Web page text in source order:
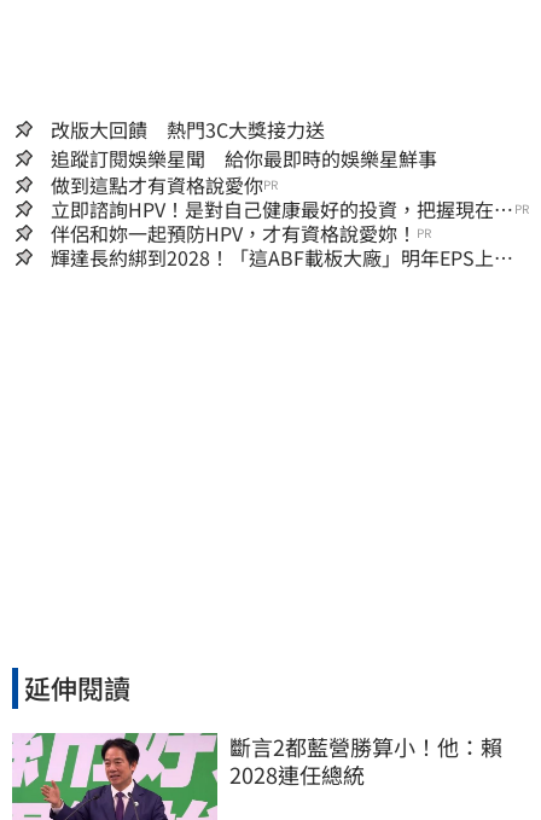
改版大回饋 熱門3C大獎接力送
追蹤訂閱娛樂星聞 給你最即時的娛樂星鮮事
做到這點才有資格說愛你PR
立即諮詢HPV！是對自己健康最好的投資，把握現在不
嫌晚！
PR
伴侶和妳一起預防HPV，才有資格說愛妳！ PR
輝達長約綁到2028！「這ABF載板大廠」明年EPS上看
延伸閱讀
斷言2都藍營勝算小！他：賴
2028連任總統